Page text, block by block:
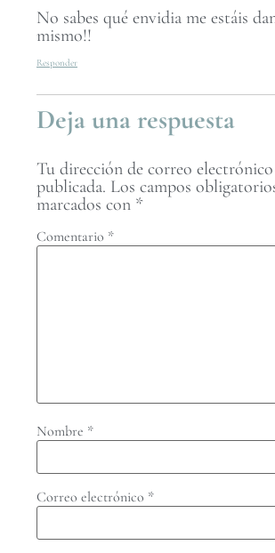
No sabes qué envidia me estáis
mismo!!
Responder
Deja una respuesta
Tu dirección de correo
publicada. Los campos
marcados con *
Comentario *
Nombre *
Correo electrónico *